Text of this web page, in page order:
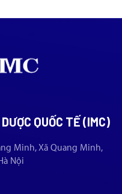
QUỐC TẾ (IMC)
Minh, Xã Quang Minh,
Nội